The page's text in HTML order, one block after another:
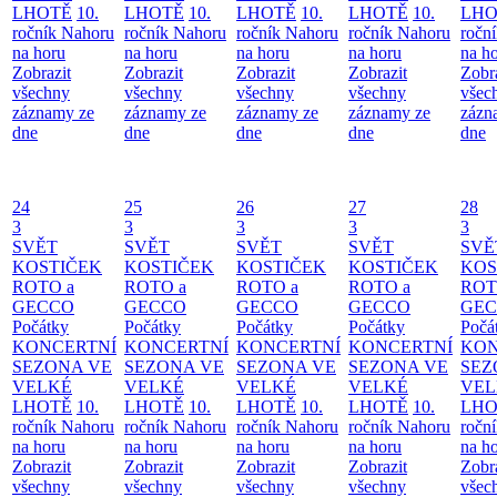
LHOTĚ 10.
ročník Nahoru
na horu
Zobrazit
všechny
záznamy ze
dne
LHOTĚ 10.
ročník Nahoru
na horu
Zobrazit
všechny
záznamy ze
dne
LHOTĚ 10.
ročník Nahoru
na horu
Zobrazit
všechny
záznamy ze
dne
LHOTĚ 10.
ročník Nahoru
na horu
Zobrazit
všechny
záznamy ze
dne
na
dne
24
3
SVĚT
KOSTIČEK
ROTO a
GECCO
Počátky
KONCERTNÍ
SEZONA VE
VELKÉ
LHOTĚ 10.
ročník Nahoru
na horu
Zobrazit
všechny
25
3
SVĚT
KOSTIČEK
ROTO a
GECCO
Počátky
KONCERTNÍ
SEZONA VE
VELKÉ
LHOTĚ 10.
ročník Nahoru
na horu
Zobrazit
všechny
26
3
SVĚT
KOSTIČEK
ROTO a
GECCO
Počátky
KONCERTNÍ
SEZONA VE
VELKÉ
LHOTĚ 10.
ročník Nahoru
na horu
Zobrazit
všechny
27
3
SVĚT
KOSTIČEK
ROTO a
GECCO
Počátky
KONCERTNÍ
SEZONA VE
VELKÉ
LHOTĚ 10.
ročník Nahoru
na horu
Zobrazit
všechny
28
3
na